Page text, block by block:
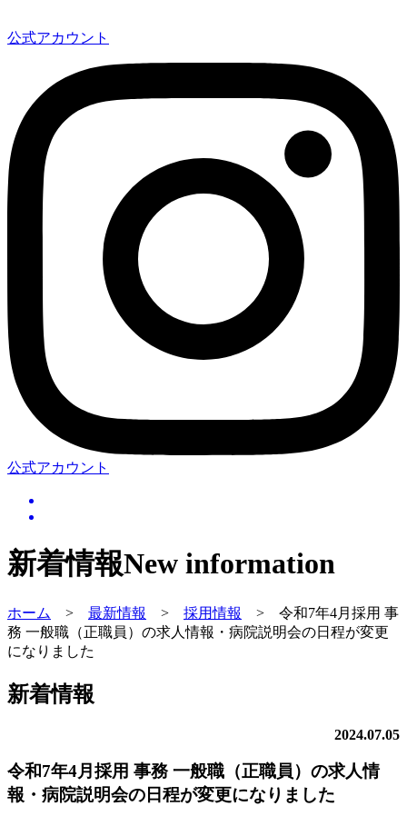
公式アカウント
公式アカウント
新着情報New information
ホーム > 最新情報 > 採用情報 > 令和7年4月採用 事
務 一般職（正職員）の求人情報・病院説明会の日程が変更
になりました
新着情報
2024.07.05
令和7年4月採用 事務 一般職（正職員）の求人情
報・病院説明会の日程が変更になりました